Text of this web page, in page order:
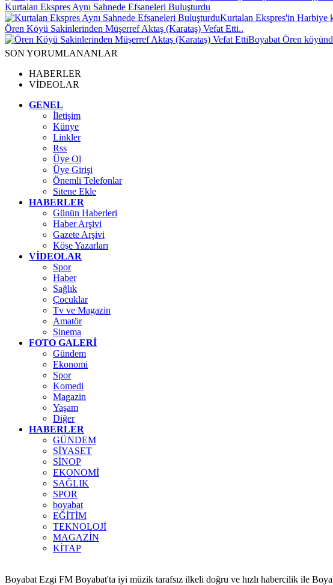
Kurtalan Ekspres Aynı Sahnede Efsaneleri Buluşturdu
Kurtalan Ekspres'in Harbiye
Ören Köyü Sakinlerinden Müşerref Aktaş (Karataş) Vefat Etti..
Boyabat Ören
SON YORUMLANANLAR
HABERLER
VİDEOLAR
GENEL
İletişim
Künye
Linkler
Rss
Üye Ol
Üye Girişi
Önemli Telefonlar
Sitene Ekle
HABERLER
Günün Haberleri
Haber Arşivi
Gazete Arşivi
Köşe Yazarları
VİDEOLAR
Spor
Haber
Sağlık
Çocuklar
Tv ve Magazin
Amatör
Sinema
FOTO GALERİ
Gündem
Ekonomi
Spor
Komedi
Magazin
Yaşam
Diğer
HABERLER
GÜNDEM
SİYASET
SİNOP
EKONOMİ
SAĞLIK
SPOR
boyabat
EĞİTİM
TEKNOLOJİ
MAGAZİN
KİTAP
Boyabat Ezgi FM Boyabat'ta iyi müzik tarafsız ilkeli doğru ve hızlı habercilik ile